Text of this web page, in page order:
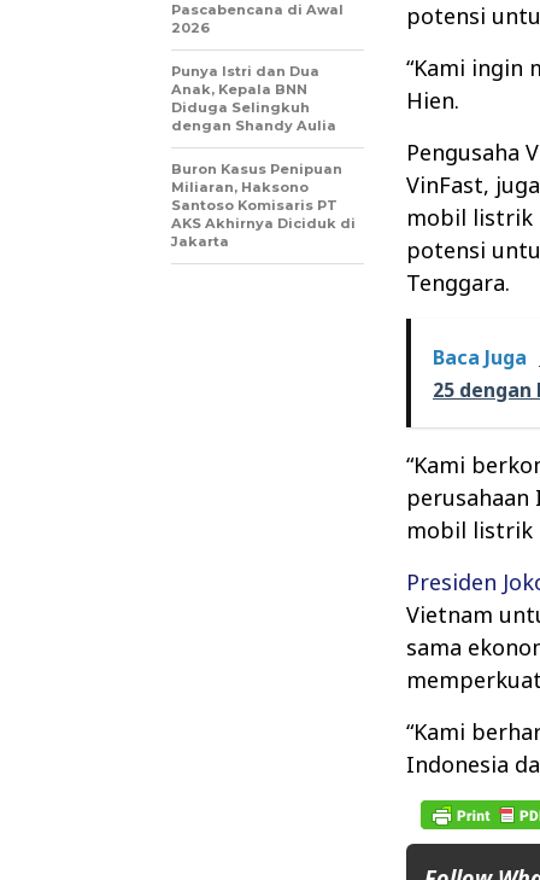
potensi
“Kami ingin
Hien.
Pengusaha
VinFast,
mobil listrik
potensi
Tenggara.
Baca Juga
25
“Kami
mobil listrik
Presiden
Vietnam
sama
“Kami
Indonesia
Pascabencana di Awal
2026
Punya Istri dan Dua
Anak, Kepala BNN
Diduga Selingkuh
dengan Shandy Aulia
Buron Kasus Penipuan
Miliaran, Haksono
Santoso Komisaris PT
AKS Akhirnya Diciduk di
Jakarta